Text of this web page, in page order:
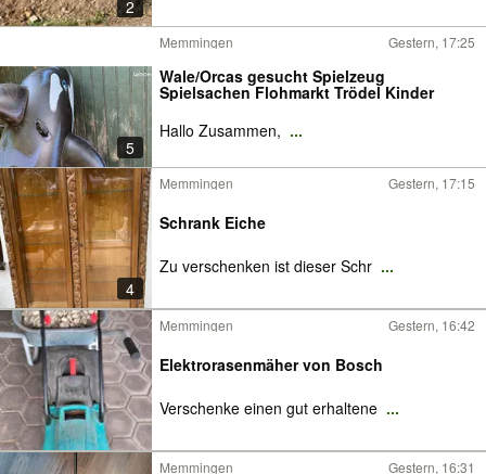
2
5
Memmingen Gestern, 17:25
Wale/Orcas gesucht Spielzeug
Spielsachen Flohmarkt Trödel Kinder
Hallo Zusammen, ...
4
Memmingen Gestern, 17:15
Schrank Eiche
Zu verschenken ist dieser Schr ...
Memmingen Gestern, 16:42
Elektrorasenmäher von Bosch
Verschenke einen gut erhaltene ...
Memmingen Gestern, 16:31